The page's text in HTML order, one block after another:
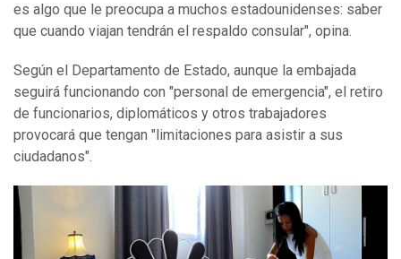
es algo que le preocupa a muchos estadounidenses: saber
que cuando viajan tendrán el respaldo consular", opina.
Según el Departamento de Estado, aunque la embajada
seguirá funcionando con "personal de emergencia", el retiro
de funcionarios, diplomáticos y otros trabajadores
provocará que tengan "limitaciones para asistir a sus
ciudadanos".